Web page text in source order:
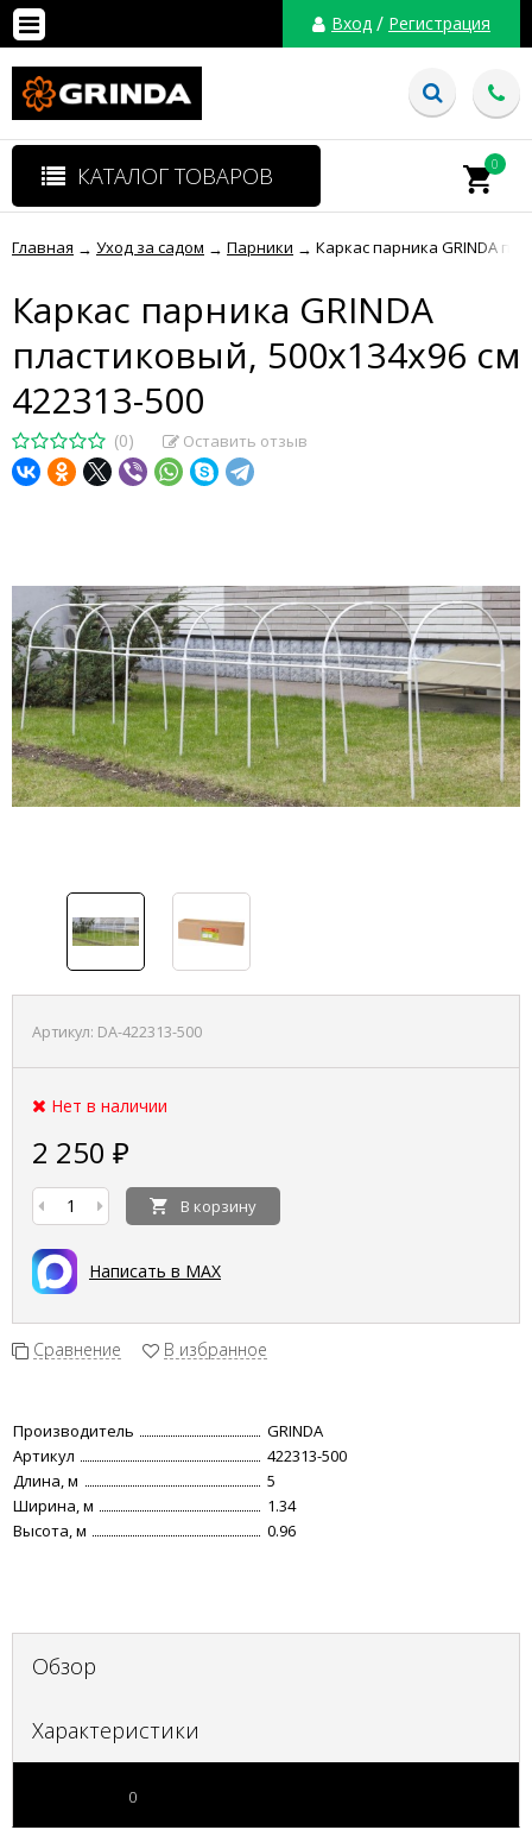
Вход / Регистрация
КАТАЛОГ ТОВАРОВ 0
Главная → Уход за садом → Парники → Каркас парника GRINDA
Каркас парника GRINDA
пластиковый, 500х134х96 см
422313-500
(0) Оставить отзыв
Артикул: DA-422313-500
Нет в наличии
2 250 ₽
В корзину
Написать в MAX
Сравнение В избранное
Производитель
GRINDA
Артикул
422313-500
Длина, м
5
Ширина, м
1.34
Высота, м
0.96
Обзор
Характеристики
0